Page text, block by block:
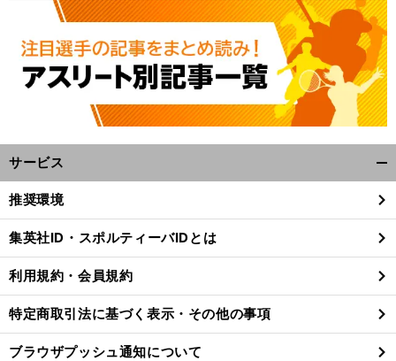
サービス
閉
る
推奨環境
集英社ID・スポルティーバIDとは
利用規約・会員規約
特定商取引法に基づく表示・その他の事項
ブラウザプッシュ通知について